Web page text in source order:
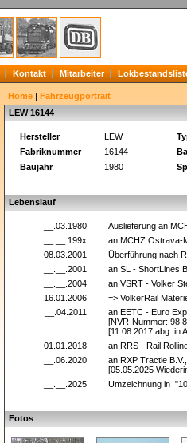
Kontakt Mitarbeiter
Home | Fahrzeugportrait
LEW 16144
Hersteller LEW
Fabriknummer
16144
Baujahr
1980
Lebenslauf
__.03.1980
Auslieferung an
__.__.199x
an MCHZ Ostrava-
08.03.2001
Überführung nach
__.__.2001
an SL - ShortLines
__.__.2004
an VSRT - Volker
16.01.2006
=> VolkerRail
__.04.2011
an EETC - Euro
[NVR-Nummer: 98
[11.08.2017 abg. in
01.01.2018
an RRS - Rail
__.06.2020
an RXP Tractie
[05.05.2025
__.__.2025
Umzeichnung in
Fotos